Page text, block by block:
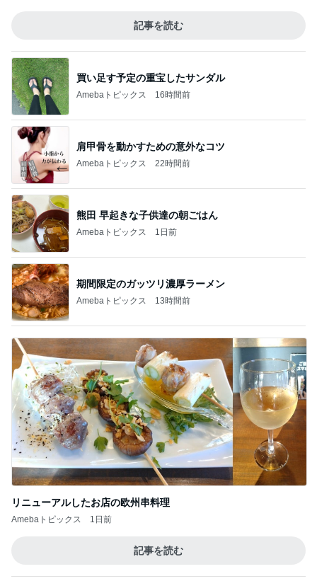
記事を読む
買い足す予定の重宝したサンダル
Amebaトピックス 16時間前
肩甲骨を動かすための意外なコツ
Amebaトピックス 22時間前
熊田 早起きな子供達の朝ごはん
Amebaトピックス 1日前
期間限定のガッツリ濃厚ラーメン
Amebaトピックス 13時間前
リニューアルしたお店の欧州串料理
Amebaトピックス 1日前
記事を読む